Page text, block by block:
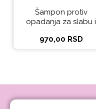
Šampon protiv
opadanja za slabu i
tanku kosu beBio
natural 300ml
970,00 RSD